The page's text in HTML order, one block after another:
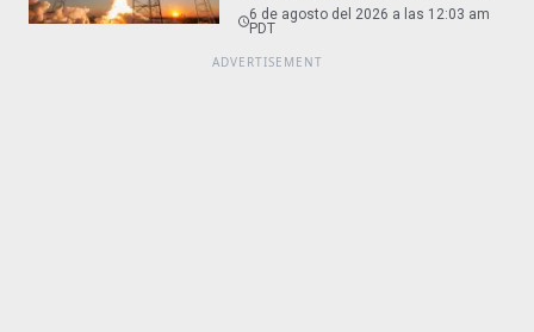
6 de agosto del 2026 a las 12:03 am
PDT